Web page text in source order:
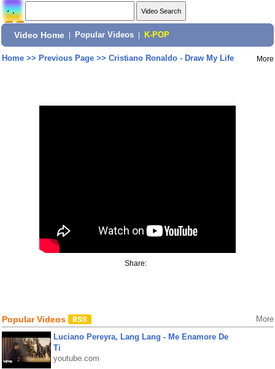
Video Home Popular Videos K-POP
Home>> Previous Page>> Cristiano Ronaldo - Draw My Life More
Share:
Popular Videos More
Luciano Pereyra, Lang Lang - Me Enamore De
Ti
youtube.com